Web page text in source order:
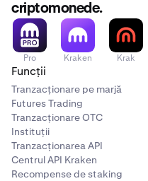
criptomonede.
Pro Kraken Krak
Funcții
Tranzacționare pe marjă
Futures Trading
Tranzacționare OTC
Instituții
Tranzacționarea API
Centrul API Kraken
Recompense de staking